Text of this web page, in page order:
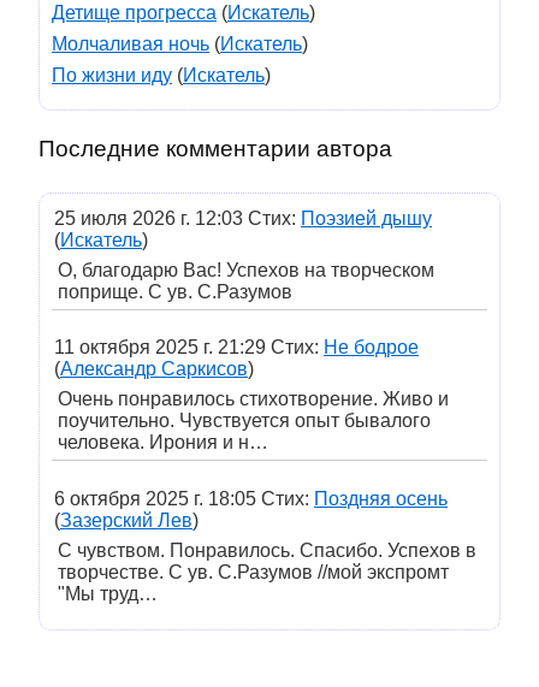
Детище прогресса (Искатель)
Молчаливая ночь (Искатель)
По жизни иду (Искатель)
Последние комментарии автора
25 июля 2026 г. 12:03 Стих: Поэзией дышу
(Искатель)
О, благодарю Вас! Успехов на творческом
поприще. С ув. С.Разумов
11 октября 2025 г. 21:29 Стих: Не бодрое
(Александр Саркисов)
Очень понравилось стихотворение. Живо и
поучительно. Чувствуется опыт бывалого
человека. Ирония и н…
6 октября 2025 г. 18:05 Стих: Поздняя осень
(Зазерский Лев)
С чувством. Понравилось. Спасибо. Успехов в
творчестве. С ув. С.Разумов //мой экспромт
"Мы труд…